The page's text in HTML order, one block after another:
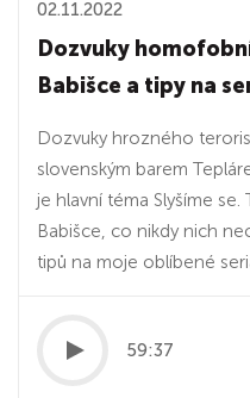
02.11.2022
Dozvuky
Babišce a tipy na
Dozvuky hrozného
slovenským barem
je hlavní téma Slyšíme
Babišce, co nikdy nich
tipů na moje oblíbené
59:37